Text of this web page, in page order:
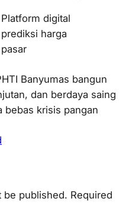
Platform digital
prediksi harga
pasar
Banyumas bangun
dan berdaya saing
bebas krisis pangan
be published. Required